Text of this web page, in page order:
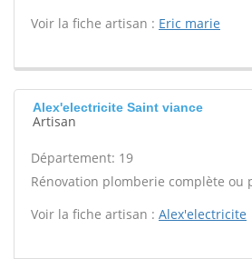
Voir la fiche artisan : Eric marie
Alex'electricite Saint viance
Artisan
Département: 19
Rénovation plomberie complète ou
Voir la fiche artisan : Alex'electricite